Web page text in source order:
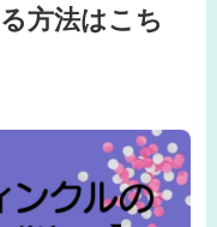
方法はこち